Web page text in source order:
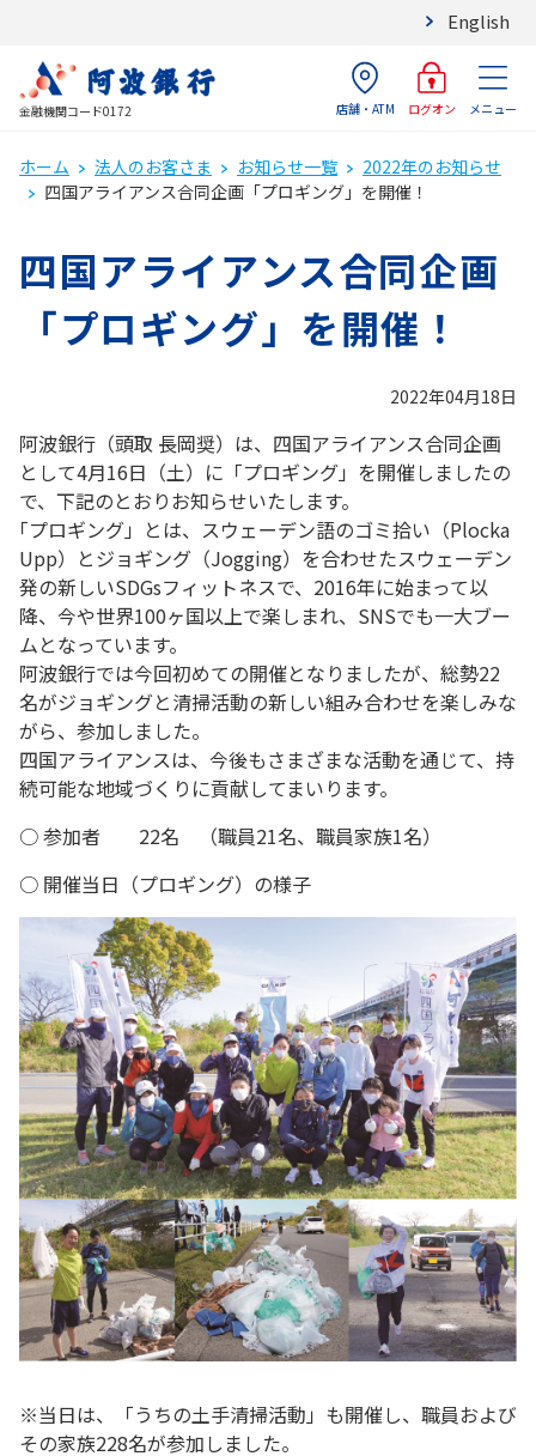
English
金融機関コード0172 店舗・ATM ログオン メニュー
ホーム 法人のお客さま お知らせ一覧
2022年のお知らせ
四国アライアンス合同企画「プロギング」を開催！
四国アライアンス合同企画
「プロギング」を開催！
2022年04月18日
阿波銀行（頭取 長岡奨）は、四国アライアンス合同企画
として4月16日（土）に「プロギング」を開催しましたの
で、下記のとおりお知らせいたします。
｢プロギング」とは、スウェーデン語のゴミ拾い（Plocka
Upp）とジョギング（Jogging）を合わせたスウェーデン
発の新しいSDGsフィットネスで、2016年に始まって以
降、今や世界100ヶ国以上で楽しまれ、SNSでも一大ブー
ムとなっています。
阿波銀行では今回初めての開催となりましたが、総勢22
名がジョギングと清掃活動の新しい組み合わせを楽しみな
がら、参加しました。
四国アライアンスは、今後もさまざまな活動を通じて、持
続可能な地域づくりに貢献してまいります。
○ 参加者 22名 （職員21名、職員家族1名）
○ 開催当日（プロギング）の様子
※当日は、「うちの土手清掃活動」も開催し、職員および
その家族228名が参加しました。